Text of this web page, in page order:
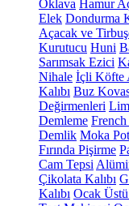
Oklava Hamur
Elek Dondurma
Açacak ve
Kurutucu Huni
Sarımsak Ezici
Nihale İçli Köfte
Kalıbı Buz
Değirmenleri
Demleme French
Demlik Moka Pot
Fırında Pişirme
Cam Tepsi
Çikolata Kalıbı
Kalıbı Ocak